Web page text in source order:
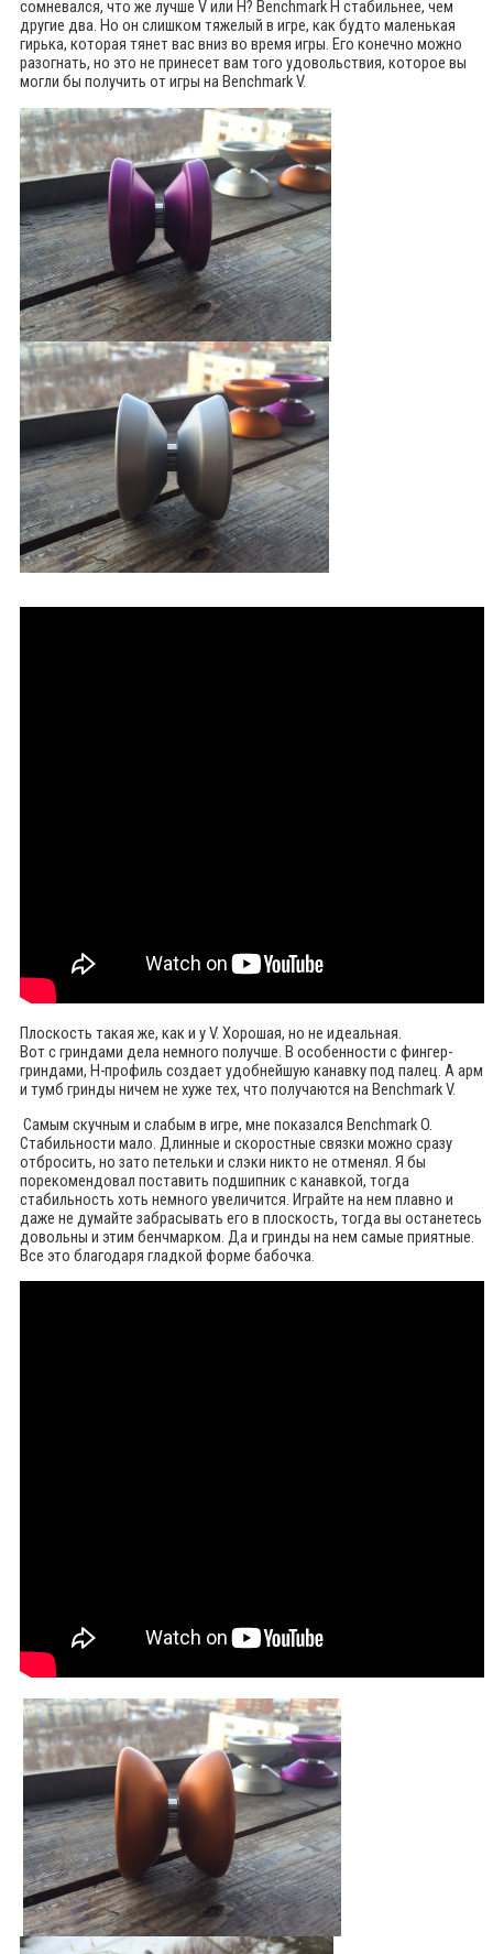
сомневался, что же лучше V или H? Benchmark H стабильнее, чем
другие два. Но он слишком тяжелый в игре, как будто маленькая
гирька, которая тянет вас вниз во время игры. Его конечно можно
разогнать, но это не принесет вам того удовольствия, которое вы
могли бы получить от игры на Benchmark V.
Плоскость такая же, как и у V. Хорошая, но не идеальная.
Вот с гриндами дела немного получше. В особенности с фингер-
гриндами, Н-профиль создает удобнейшую канавку под палец. А арм
и тумб гринды ничем не хуже тех, что получаются на Benchmark V.
Самым скучным и слабым в игре, мне показался Benchmark O.
Стабильности мало. Длинные и скоростные связки можно сразу
отбросить, но зато петельки и слэки никто не отменял. Я бы
порекомендовал поставить подшипник с канавкой, тогда
стабильность хоть немного увеличится. Играйте на нем плавно и
даже не думайте забрасывать его в плоскость, тогда вы останетесь
довольны и этим бенчмарком. Да и гринды на нем самые приятные.
Все это благодаря гладкой форме бабочка.